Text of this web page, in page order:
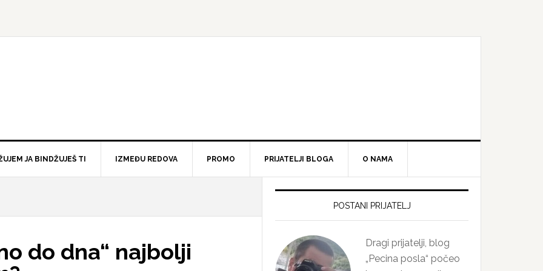
JA BINDŽUJEŠ TI IZMEĐU REDOVA PROMO PRIJATELJI BLOGA O NAMA
do dna“ najbolji
Primary
POSTANI PRIJATELJ
Dragi prijatelji, blog
„Pecina posla“ počeo